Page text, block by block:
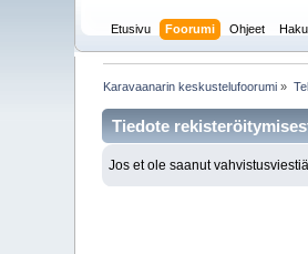
Etusivu Foorumi Ohjeet Haku
Karavaanarin keskustelufoorumi »
Tiedote
Jos et ole saanut